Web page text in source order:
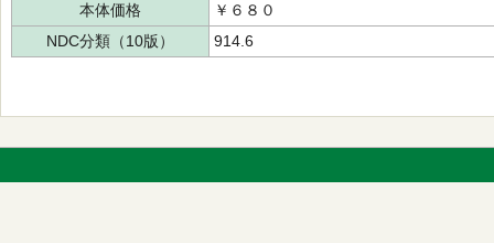
本体価格
￥６８０
NDC分類（10版）
914.6